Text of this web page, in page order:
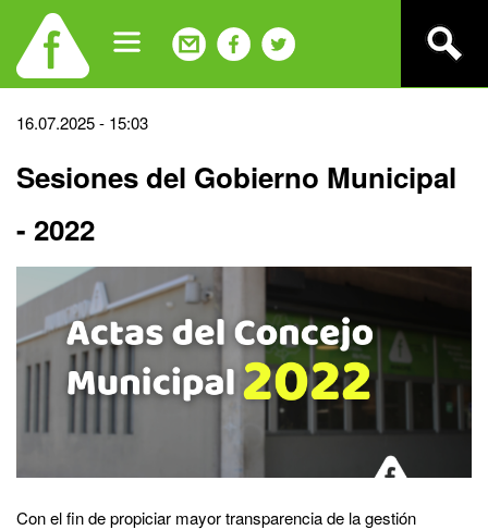
navigation
Back
top
16.07.2025 - 15:03
Sesiones del Gobierno Municipal
- 2022
Con el fin de propiciar mayor transparencia de la gestión